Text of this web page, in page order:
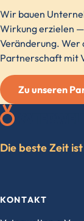
Wir bauen
Wirkung erzielen
Veränderung. Wer
Partnerschaft mit
Zu unseren
Die beste Zeit
KONTAKT